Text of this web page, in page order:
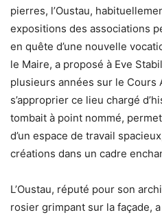
pierres, l’Oustau,
expositions des associations
en quête d’une nouvelle
le Maire, a proposé à Eve
plusieurs années sur le Cours
s’approprier ce lieu chargé
tombait à point nommé,
d’un espace de travail
créations dans un cadre
L’Oustau, réputé pour son
rosier grimpant sur la façade,